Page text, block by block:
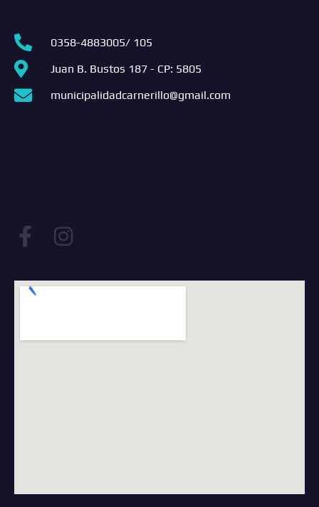
0358-4883005/ 105
Juan B. Bustos 187 - CP: 5805
municipalidadcarnerillo@gmail.com